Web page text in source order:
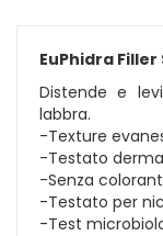
EuPhidra
Distende e
labbra.
-Texture
-Testato
-Senza
-Testato per
-Test